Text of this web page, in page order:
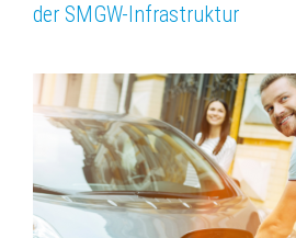
der SMGW-Infrastruktur